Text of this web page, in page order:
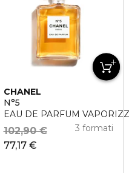
CHANEL
N°5
EAU DE PARFUM
77,17 €
102,90 € 3 formati